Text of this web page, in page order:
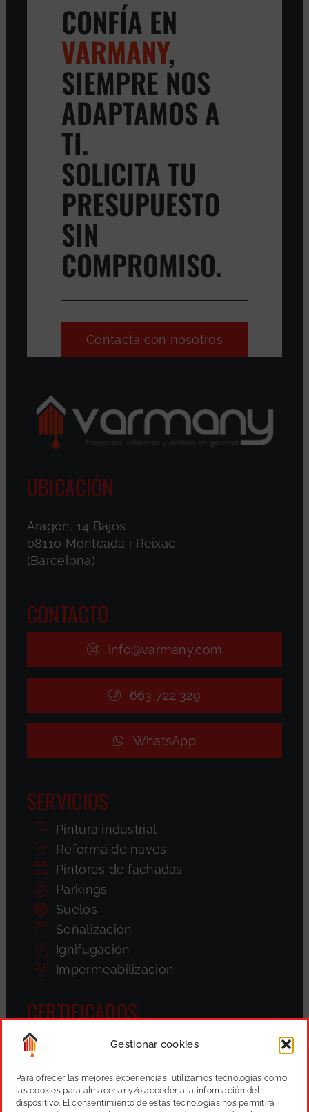
Gestionar cookies
Para ofrecer las mejores experiencias, utilizamos tecnologías como
las cookies para almacenar y/o acceder a la información del
dispositivo. El consentimiento de estas tecnologías nos permitirá
CONFÍA EN
VARMANY,
SIEMPRE NOS
ADAPTAMOS A
TI.
SOLICITA TU
PRESUPUESTO
SIN
COMPROMISO.
Contacta con nosotros
UBICACIÓN
Aragón, 14 Bajos
08110 Montcada i Reixac
(Barcelona)
CONTACTO
info@varmany.com
663 722 329
WhatsApp
SERVICIOS
Pintura industrial
Reforma de naves
Pintores de fachadas
Parkings
Suelos
Señalización
Ignifugación
Impermeabilización
CERTIFICADOS